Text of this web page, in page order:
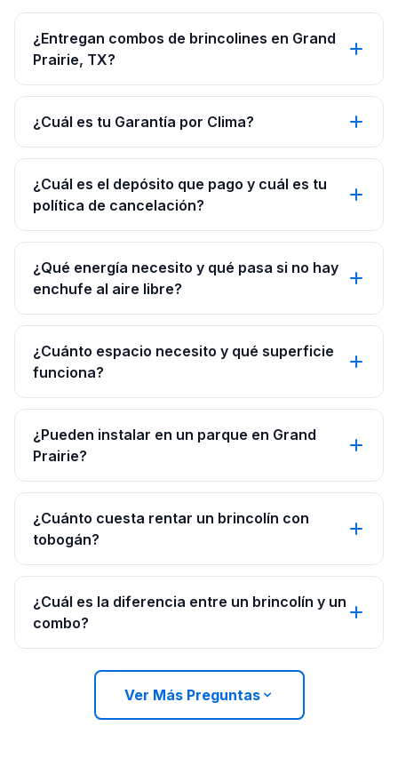
¿Entregan combos de brincolines en Grand
Prairie, TX?
¿Cuál es tu Garantía por Clima?
¿Cuál es el depósito que pago y cuál es tu
política de cancelación?
¿Qué energía necesito y qué pasa si no hay
enchufe al aire libre?
¿Cuánto espacio necesito y qué superficie
funciona?
¿Pueden instalar en un parque en Grand
Prairie?
¿Cuánto cuesta rentar un brincolín con
tobogán?
¿Cuál es la diferencia entre un brincolín y un
combo?
Ver Más Preguntas